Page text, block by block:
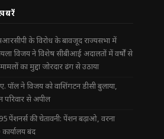
के विरोध के बावजूद राज्यसभा में
विजय ने विशेष सीबीआई अदालतों में वर्षों से
का मुद्दा जोरदार ढंग से उठाया
पॉल ने विजय को वाशिंगटन डीसी बुलाया,
परिवार से अपील
पेंशनर्स की चेतावनी: पेंशन बढ़ाओ, वरना
कार्यालय बंद